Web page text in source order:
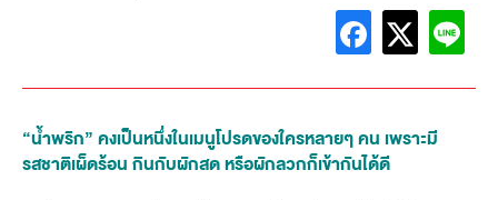
“น้ำพริก” คงเป็นหนึ่งในเมนูโปรดของใครหลายๆ คน เพราะมี
รสชาติเผ็ดร้อน กินกับผักสด หรือผักลวกก็เข้ากันได้ดี